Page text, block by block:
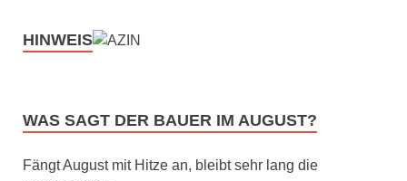
HINWEIS
WAS SAGT DER BAUER IM AUGUST?
Fängt August mit Hitze an, bleibt sehr lang die